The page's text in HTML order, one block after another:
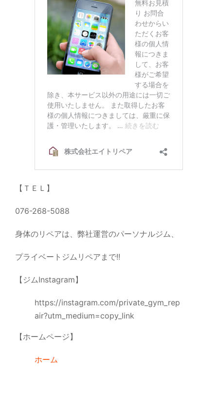
【ＴＥＬ】
076-268-5088
身体のリペアは、弊社運営のパーソナルジム、
プライベートジムリペアまで!!
【ジムInstagram】
https://instagram.com/private_gym_rep
air?utm_medium=copy_link
【ホームページ】
ホーム